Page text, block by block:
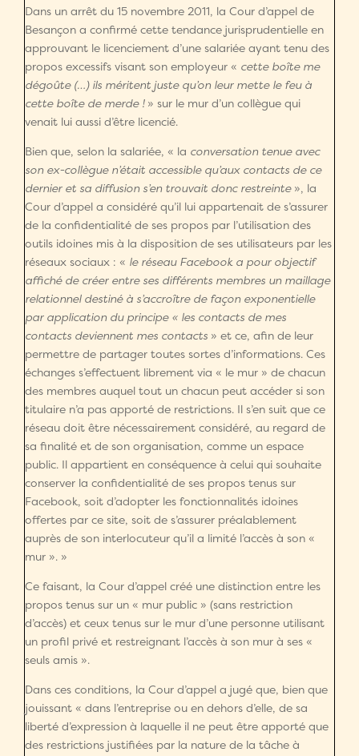
Dans un arrêt du 15 novembre 2011, la Cour d’appel de
Besançon a confirmé cette tendance jurisprudentielle en
approuvant le licenciement d’une salariée ayant tenu des
propos excessifs visant son employeur « cette boîte me
dégoûte (…) ils méritent juste qu’on leur mette le feu à
cette boîte de merde ! » sur le mur d’un collègue qui
venait lui aussi d’être licencié.
Bien que, selon la salariée, « la conversation tenue avec
son ex-collègue n’était accessible qu’aux contacts de ce
dernier et sa diffusion s’en trouvait donc restreinte », la
Cour d’appel a considéré qu’il lui appartenait de s’assurer
de la confidentialité de ses propos par l’utilisation des
outils idoines mis à la disposition de ses utilisateurs par les
réseaux sociaux : « le réseau Facebook a pour objectif
affiché de créer entre ses différents membres un maillage
relationnel destiné à s’accroître de façon exponentielle
par application du principe « les contacts de mes
contacts deviennent mes contacts » et ce, afin de leur
permettre de partager toutes sortes d’informations. Ces
échanges s’effectuent librement via « le mur » de chacun
des membres auquel tout un chacun peut accéder si son
titulaire n’a pas apporté de restrictions. Il s’en suit que ce
réseau doit être nécessairement considéré, au regard de
sa finalité et de son organisation, comme un espace
public. Il appartient en conséquence à celui qui souhaite
conserver la confidentialité de ses propos tenus sur
Facebook, soit d’adopter les fonctionnalités idoines
offertes par ce site, soit de s’assurer préalablement
auprès de son interlocuteur qu’il a limité l’accès à son «
mur ». »
Ce faisant, la Cour d’appel créé une distinction entre les
propos tenus sur un « mur public » (sans restriction
d’accès) et ceux tenus sur le mur d’une personne utilisant
un profil privé et restreignant l’accès à son mur à ses «
seuls amis ».
Dans ces conditions, la Cour d’appel a jugé que, bien que
jouissant « dans l’entreprise ou en dehors d’elle, de sa
liberté d’expression à laquelle il ne peut être apporté que
des restrictions justifiées par la nature de la tâche à